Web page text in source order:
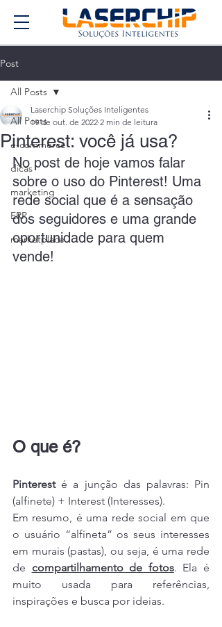
Post
All Posts
e-commerce
dicas
marketing
ERP
marketplace
All Posts
Pinterest: você já usa?
Laserchip Soluções Inteligentes
19 de out. de 2022 2 min de leitura
No post de hoje vamos falar
sobre o uso do Pinterest! Uma
rede social que é a sensação
dos seguidores e uma grande
oportunidade para quem
vende!
O que é?
Pinterest é a junção das palavras: Pin
(alfinete) + Interest (Interesses).
Em resumo, é uma rede social em que
o usuário “alfineta” os seus interesses
em murais (pastas), ou seja, é uma rede
de compartilhamento de fotos. Ela é
muito usada para referências,
inspirações e busca por ideias.